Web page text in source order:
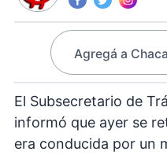
Agregá a
El Subsecretario de
informó que ayer se
era conducida por un